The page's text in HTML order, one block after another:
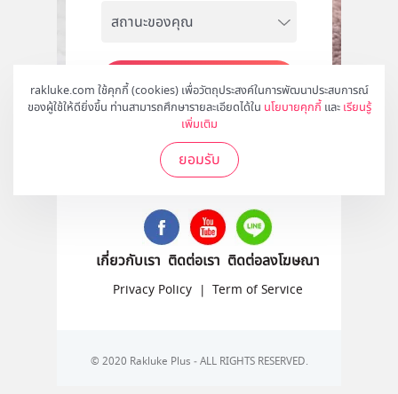
rakluke.com ใช้คุกกี้ (cookies) เพื่อวัตถุประสงค์ในการพัฒนาประสบการณ์
ของผู้ใช้ให้ดียิ่งขึ้น ท่านสามารถศึกษารายละเอียดได้ใน นโยบายคุกกี้ และ เรียนรู้
เพิ่มเติม
ยอมรับ
สมัคร
ติดตามเราได้ที่
เกี่ยวกับเรา ติดต่อเรา ติดต่อลงโฆษณา
Privacy Policy | Term of Service
© 2020 Rakluke Plus - ALL RIGHTS RESERVED.